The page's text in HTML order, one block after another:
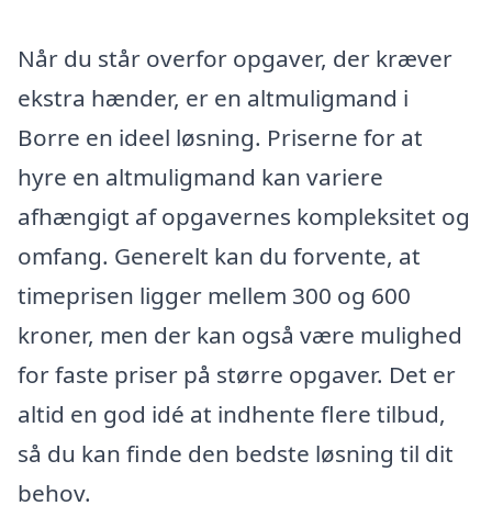
Når du står overfor opgaver, der kræver
ekstra hænder, er en altmuligmand i
Borre en ideel løsning. Priserne for at
hyre en altmuligmand kan variere
afhængigt af opgavernes kompleksitet og
omfang. Generelt kan du forvente, at
timeprisen ligger mellem 300 og 600
kroner, men der kan også være mulighed
for faste priser på større opgaver. Det er
altid en god idé at indhente flere tilbud,
så du kan finde den bedste løsning til dit
behov.